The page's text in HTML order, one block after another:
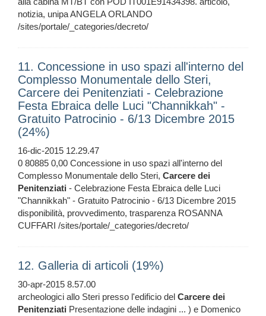
notizia, unipa ANGELA ORLANDO
/sites/portale/_categories/decreto/
11. Concessione in uso spazi all'interno del
Complesso Monumentale dello Steri,
Carcere dei Penitenziati - Celebrazione
Festa Ebraica delle Luci "Channikkah" -
Gratuito Patrocinio - 6/13 Dicembre 2015
(24%)
16-dic-2015 12.29.47
0 80885 0,00 Concessione in uso spazi all'interno del
Complesso Monumentale dello Steri, Carcere dei
Penitenziati - Celebrazione Festa Ebraica delle Luci
"Channikkah" - Gratuito Patrocinio - 6/13 Dicembre 2015
disponibilità, provvedimento, trasparenza ROSANNA
CUFFARI /sites/portale/_categories/decreto/
12. Galleria di articoli (19%)
30-apr-2015 8.57.00
archeologici allo Steri presso l'edificio del Carcere dei
Penitenziati Presentazione delle indagini ... ) e Domenico